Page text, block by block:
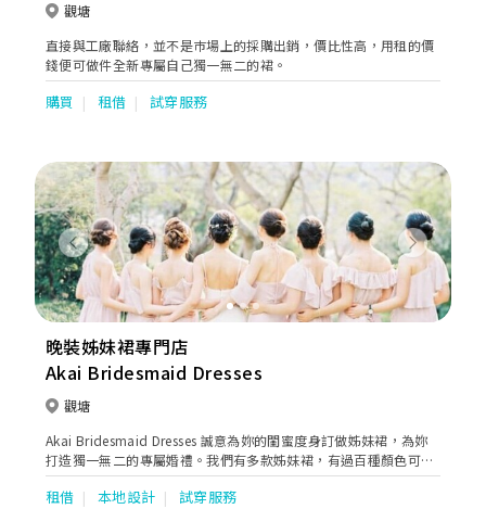
觀塘
直接與工廠聯絡，並不是巿場上的採購出銷，價比性高，用租的價
錢便可做件全新專屬自己獨一無二的裙。
購買 租借 試穿服務
Previous Next
晚裝姊妹裙專門店
Akai Bridesmaid Dresses
觀塘
Akai Bridesmaid Dresses 誠意為妳的閨蜜度身訂做姊妹裙，為妳
打造獨一無二的專屬婚禮。我們有多款姊妹裙，有過百種顏色可供
選擇。歡迎到店內選購及試穿！
租借 本地設計 試穿服務